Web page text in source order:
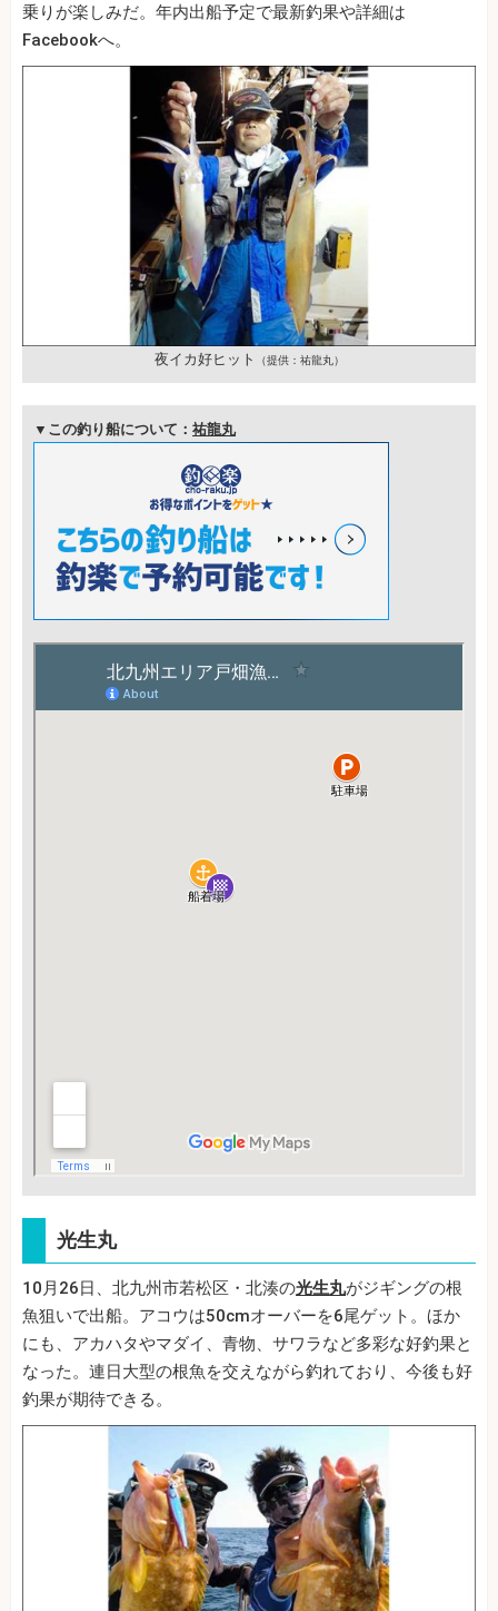
乗りが楽しみだ。年内出船予定で最新釣果や詳細は
Facebookへ。
夜イカ好ヒット （提供：祐龍丸）
▼この釣り船について： 祐龍丸
光生丸
10月26日、北九州市若松区・北湊の光生丸がジギングの根
魚狙いで出船。アコウは50cmオーバーを6尾ゲット。ほか
にも、アカハタやマダイ、青物、サワラなど多彩な好釣果と
なった。連日大型の根魚を交えながら釣れており、今後も好
釣果が期待できる。